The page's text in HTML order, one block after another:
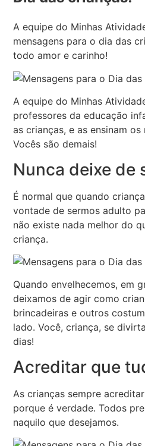
A equipe do Minhas
mensagens para o dia das
todo amor e carinho!
A equipe do Minhas
professores da educação
as crianças, e as ensinam
Vocês são demais!
Nunca deixe de
É normal que quando
vontade de sermos adulto
não existe nada melhor do
criança.
Quando envelhecemos, em
deixamos de agir como
brincadeiras e outros
lado. Você, criança, se
dias!
Acreditar que
As crianças sempre
porque é verdade. Todos
naquilo que desejamos.